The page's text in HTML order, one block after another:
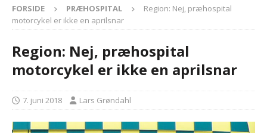
FORSIDE PRÆHOSPITAL
Region: Nej, præhospital
motorcykel er ikke en aprilsnar
Region: Nej, præhospital
motorcykel er ikke en aprilsnar
7. juni 2018 Lars Grøndahl